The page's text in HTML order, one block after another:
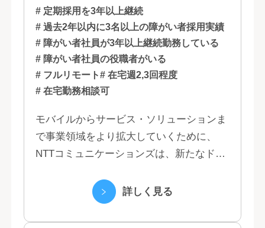
# 定期採用を3年以上継続
# 過去2年以内に3名以上の障がい者採用実績
# 障がい者社員が3年以上継続勤務している
# 障がい者社員の役職者がいる
# フルリモート# 在宅週2,3回程度
# 在宅勤務相談可
モバイルからサービス・ソリューションま
で事業領域をより拡大していくために、
NTTコミュニケーションズは、新たなドコ
たちは、クラウド、ネットワーク、セキュ
リティといっ...
詳しく見る